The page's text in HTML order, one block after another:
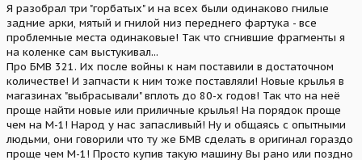
Я разобрал три "горбатых" и на всех были одинаково гнилые
задние арки, мятый и гнилой низ переднего фартука - все
проблемные места одинаковые! Так что сгнившие фрагменты я
на коленке сам выстукивал...
Про БМВ 321. Их после войны к нам поставили в достаточном
количестве! И запчасти к ним тоже поставляли! Новые крылья в
магазинах "выбрасывали" вплоть до 80-х годов! Так что на неё
проще найти новые или приличные крылья! На порядок проще
чем на М-1! Народ у нас запасливый! Ну и общаясь с опытными
людьми, они говорили что ту же БМВ сделать в оригинал гораздо
проще чем М-1! Просто купив такую машину Вы рано или поздно